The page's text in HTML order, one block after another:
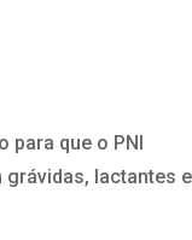
que o PNI
grávidas, lactantes e